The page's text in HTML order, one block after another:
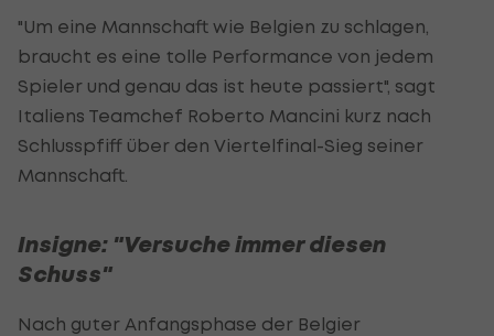
"Um eine Mannschaft wie Belgien zu schlagen,
braucht es eine tolle Performance von jedem
Spieler und genau das ist heute passiert", sagt
Italiens Teamchef Roberto Mancini kurz nach
Schlusspfiff über den Viertelfinal-Sieg seiner
Mannschaft.
Insigne: "Versuche immer diesen
Schuss"
Nach guter Anfangsphase der Belgier